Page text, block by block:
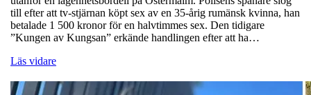
till efter att tv-stjärnan köpt sex av en 35-årig rumänsk kvinna, han
betalade 1 500 kronor för en halvtimmes sex. Den tidigare
”Kungen av Kungsan” erkände handlingen efter att ha…
Läs vidare